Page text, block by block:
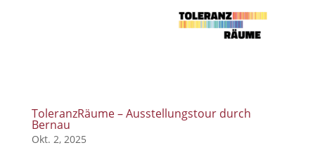
ToleranzRäume – Ausstellungstour durch
Bernau
Okt. 2, 2025